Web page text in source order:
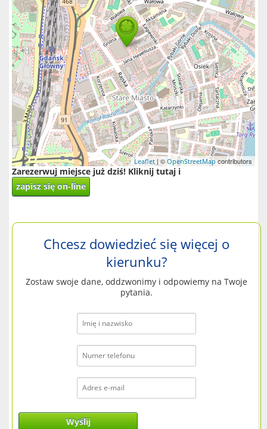
Leaflet| © OpenStreetMapcontributors
Zarezerwuj miejsce już dziś! Kliknij tutaj i
zapisz się on-line
Chcesz dowiedzieć się więcej o
kierunku?
Zostaw swoje dane, oddzwonimy i odpowiemy na Twoje
pytania.
Wyślij